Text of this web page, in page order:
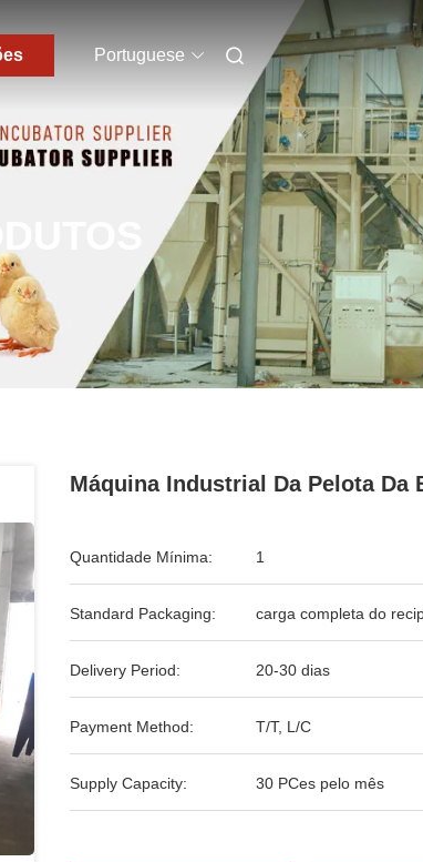
Portuguese
Máquina Industrial Da Pelota Da
Quantidade Mínima: 1
Standard Packaging: carga completa do
Delivery Period: 20-30 dias
Payment Method: T/T, L/C
Supply Capacity: 30 PCes pelo mês